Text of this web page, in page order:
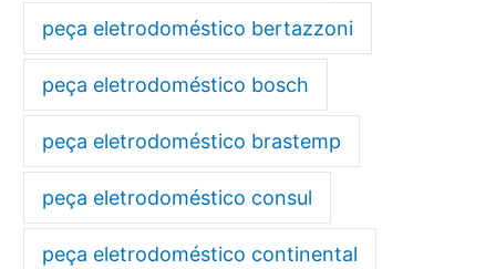
peça eletrodoméstico bertazzoni
peça eletrodoméstico bosch
peça eletrodoméstico brastemp
peça eletrodoméstico consul
peça eletrodoméstico continental